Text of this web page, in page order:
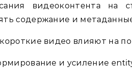
видеоконтента на
содержание и
видео влияют на
и усиление